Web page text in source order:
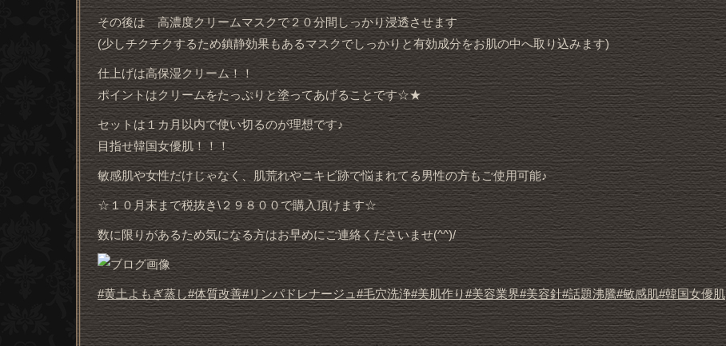
その後は 高濃度クリームマスクで２０分間しっかり浸透させます
(少しチクチクするため鎮静効果もあるマスクでしっかりと有効成分をお肌の中へ取り込みます)
仕上げは高保湿クリーム！！
ポイントはクリームをたっぷりと塗ってあげることです☆★
セットは１カ月以内で使い切るのが理想です♪
目指せ韓国女優肌！！！
敏感肌や女性だけじゃなく、肌荒れやニキビ跡で悩まれてる男性の方もご使用可能♪
☆１０月末まで税抜き\２９８００で購入頂けます☆
数に限りがあるため気になる方はお早めにご連絡くださいませ(^^)/
#黄土よもぎ蒸し#体質改善#リンパドレナージュ#毛穴洗浄#美肌作り#美容業界#美容針#話題沸騰#敏感肌#韓国女優肌